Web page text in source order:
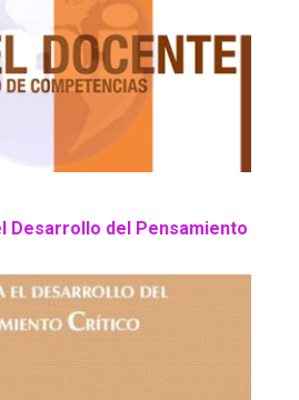
Desarrollo del Pensamiento